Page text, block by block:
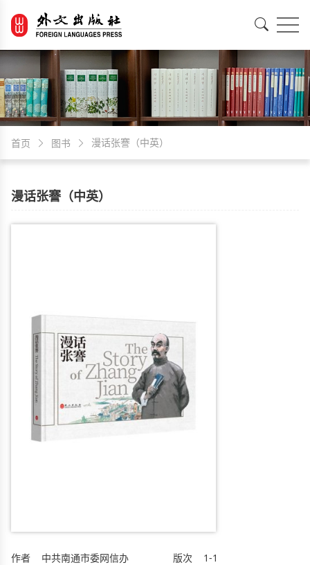
首页 图书 漫话张謇（中英）
漫话张謇（中英）
作者
中共南通市委网信办
版次
1-1